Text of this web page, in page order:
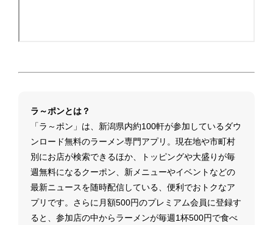
ラ～ポンとは？
「ラ～ポン」は、新潟県内約100軒が参加しているダウ
ンロード無料のラーメン専門アプリ。現在地や市町村
別にお店が検索できるほか、トッピングや大盛りが毎
週無料になるクーポン、新メニューやイベントなどの
最新ニュースを随時配信している、便利でおトクなア
プリです。さらに月額500円のプレミアム会員に登録す
ると、参加店の中からラーメンが毎週1杯500円で食べ